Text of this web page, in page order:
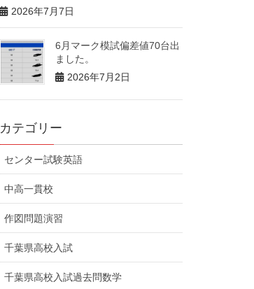
2026年7月7日
6月マーク模試偏差値70台出
ました。
2026年7月2日
カテゴリー
センター試験英語
中高一貫校
作図問題演習
千葉県高校入試
千葉県高校入試過去問数学